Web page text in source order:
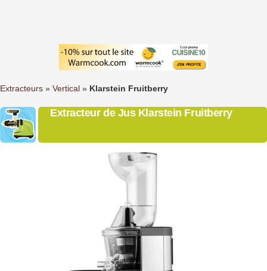
Extracteurs » Vertical » Klarstein Fruitberry
Extracteur de Jus Klarstein Fruitberry